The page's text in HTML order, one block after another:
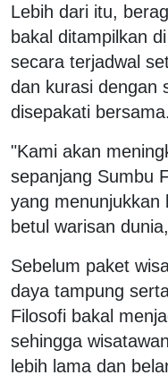
Lebih dari itu,
bakal ditampilkan
secara terjadwal
dan kurasi dengan
disepakati bersama.
"Kami akan
sepanjang Sumbu
yang menunjukkan
betul warisan
Sebelum paket
daya tampung
Filosofi bakal
sehingga
lebih lama dan